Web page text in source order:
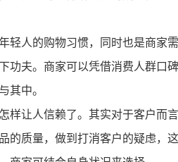
轻人的购物习惯，同时也是商家
功夫。商家可以凭借消费人群口
其中。
样让人信赖了。其实对于客户而言
的质量，做到打消客户的疑虑，